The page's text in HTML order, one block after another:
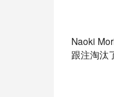
Naoki
跟注淘汰